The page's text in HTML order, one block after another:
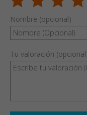
Nombre (opcional)
Tu valoración